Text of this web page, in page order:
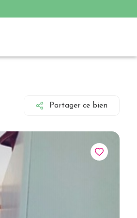
Partager ce bien